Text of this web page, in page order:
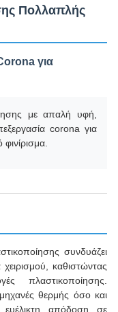
Πολλαπλής
για
με απαλή υφή,
corona για
συνδυάζει
καθιστώντας
πλαστικοποίησης.
θερμής όσο και
ευέλικτη απόδοση σε